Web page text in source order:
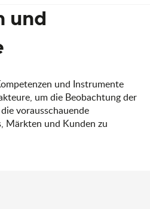
und
und Instrumente
um die Beobachtung der
vorausschauende
Märkten und Kunden zu